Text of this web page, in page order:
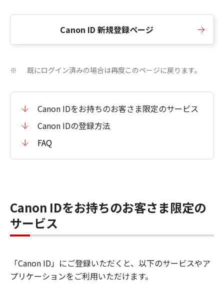
Canon ID 新規登録ページ
※ 既にログイン済みの場合は再度このページに戻ります。
Canon IDをお持ちのお客さま限定のサービス
Canon IDの登録方法
FAQ
Canon IDをお持ちのお客さま限定の
サービス
「Canon ID」にご登録いただくと、以下のサービスやア
プリケーションをご利用いただけます。